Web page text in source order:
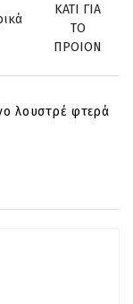
ΚΑΤΙ ΓΙΑ
ΤΟ
ΠΡΟΙΟΝ
λουστρέ φτερά